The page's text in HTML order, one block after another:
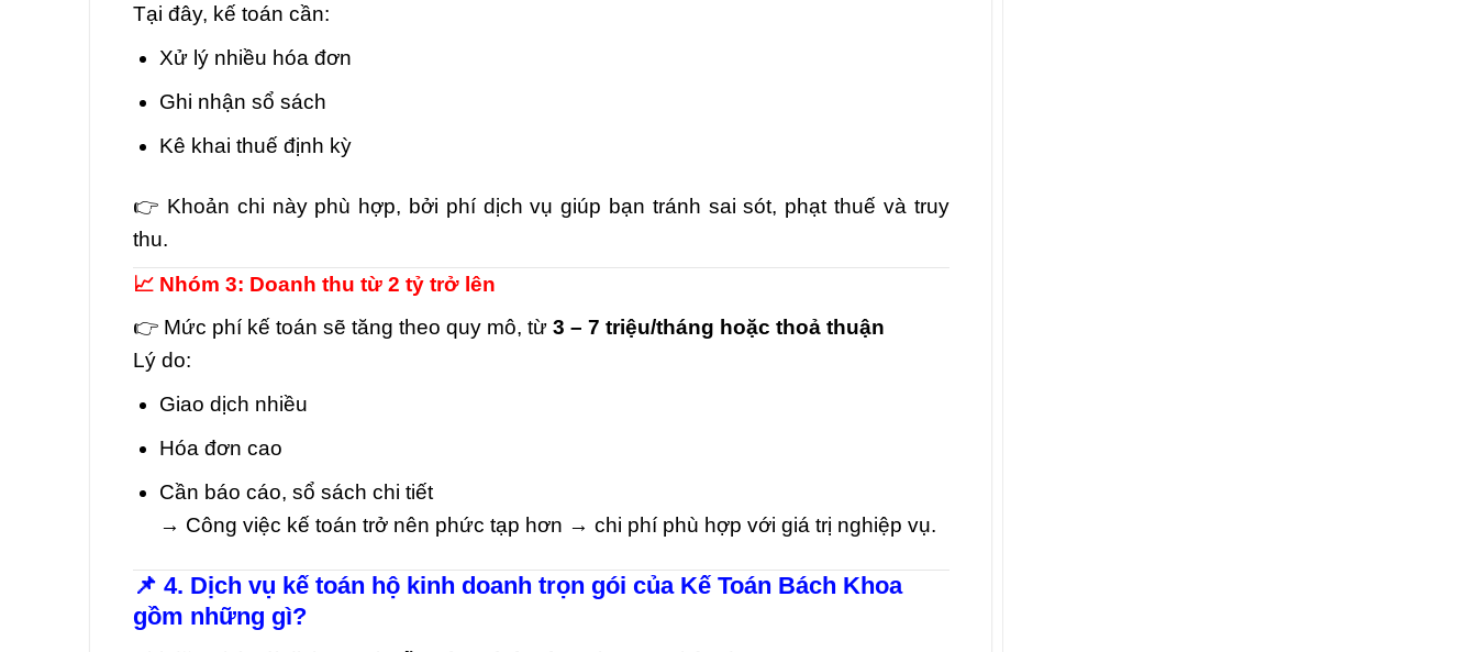
Tại đây, kế toán cần:
Xử lý nhiều hóa đơn
Ghi nhận sổ sách
Kê khai thuế định kỳ
👉 Khoản chi này phù hợp, bởi phí dịch vụ giúp bạn tránh sai sót, phạt thuế và truy
thu.
📈 Nhóm 3: Doanh thu từ 2 tỷ trở lên
👉 Mức phí kế toán sẽ tăng theo quy mô, từ 3 – 7 triệu/tháng hoặc thoả thuận
Lý do:
Giao dịch nhiều
Hóa đơn cao
Cần báo cáo, sổ sách chi tiết
→ Công việc kế toán trở nên phức tạp hơn → chi phí phù hợp với giá trị nghiệp vụ.
📌 4. Dịch vụ kế toán hộ kinh doanh trọn gói của Kế Toán Bách Khoa
gồm những gì?